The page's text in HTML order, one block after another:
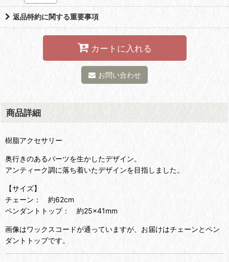
返品特約に関する重要事項
カートに入れる
お問い合わせ
商品詳細
樹脂アクセサリー
奥行きのあるパーツを生かしたデザイン。
アンティーク調に落ち着いたデザインを目指しました。
【サイズ】
チェーン： 約62cm
ペンダントトップ： 約25×41mm
画像はワックスコードが通っていますが、お届けはチェーンとペン
ダントトップです。